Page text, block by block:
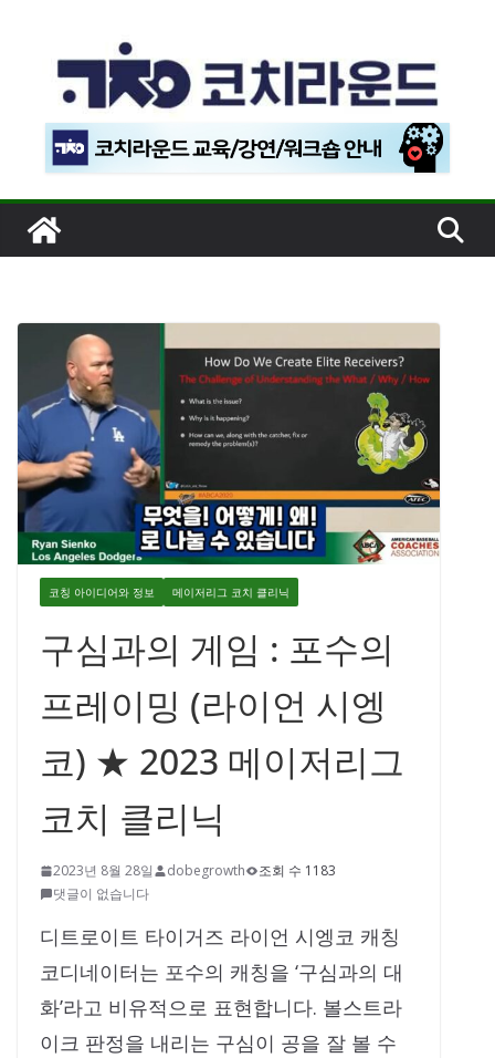
너
기
코칭 아이디어와 정보 메이저리그 코치 클리닉
구심과의 게임 : 포수의
프레이밍 (라이언 시엥
코) ★ 2023 메이저리그
코치 클리닉
2023년 8월 28일 dobegrowth
조회 수 1183
댓글이 없습니다
디트로이트 타이거즈 라이언 시엥코 캐칭
코디네이터는 포수의 캐칭을 ‘구심과의 대
화’라고 비유적으로 표현합니다. 볼스트라
이크 판정을 내리는 구심이 공을 잘 볼 수